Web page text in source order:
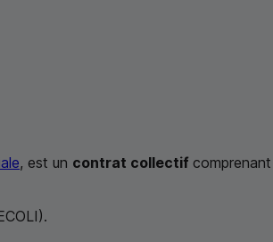
, est un contrat collectif